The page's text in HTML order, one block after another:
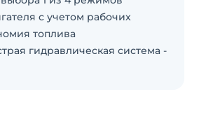
с учетом рабочих
топлива
гидравлическая система -